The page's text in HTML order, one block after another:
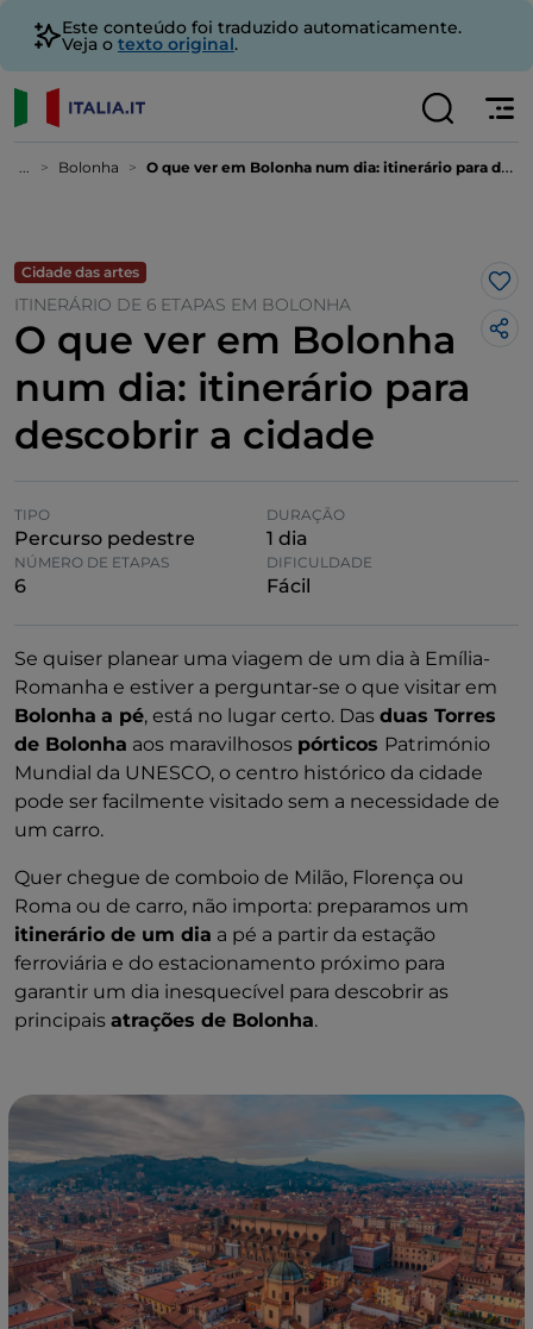
Este conteúdo foi traduzido automaticamente.
Veja o texto original.
... Bolonha O que ver em Bolonha num dia: itinerário para descobrir a cidade
Cidade das artes
ITINERÁRIO DE 6 ETAPAS EM BOLONHA
O que ver em Bolonha
num dia: itinerário para
descobrir a cidade
TIPO
Percurso pedestre
DURAÇÃO
1 dia
NÚMERO DE ETAPAS
6
DIFICULDADE
Fácil
Se quiser planear uma viagem de um dia à Emília-
Romanha e estiver a perguntar-se o que visitar em
Bolonha a pé, está no lugar certo. Das duas Torres
de Bolonha aos maravilhosos pórticos Património
Mundial da UNESCO, o centro histórico da cidade
pode ser facilmente visitado sem a necessidade de
um carro.
Quer chegue de comboio de Milão, Florença ou
Roma ou de carro, não importa: preparamos um
itinerário de um dia a pé a partir da estação
ferroviária e do estacionamento próximo para
garantir um dia inesquecível para descobrir as
principais atrações de Bolonha.